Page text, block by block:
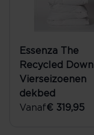
Essenza The
Recycled Down
Vierseizoenen
dekbed
Vanaf€ 319,95